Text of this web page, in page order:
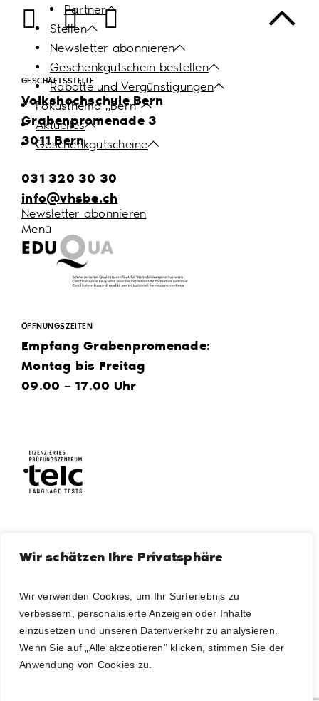
Wir schätzen Ihre Privatsphäre
Wir verwenden Cookies, um Ihr Surferlebnis zu
verbessern, personalisierte Anzeigen oder Inhalte
einzusetzen und unseren Datenverkehr zu analysieren.
Wenn Sie auf „Alle akzeptieren" klicken, stimmen Sie der
Anwendung von Cookies zu.
Partner
Stellen
Newsletter abonnieren
Geschenkgutschein bestellen
Rabatte und Vergünstigungen
Fokusthema „Bern“
Aktuelles
Geschenkgutscheine
Newsletter abonnieren
Menü
GESCHÄFTSSTELLE
Volkshochschule Bern
Grabenpromenade 3
3011 Bern
031 320 30 30
info@vhsbe.ch
ÖFFNUNGSZEITEN
Empfang Grabenpromenade:
Montag bis Freitag
09.00 – 17.00 Uhr
Kursleitende
Newsletter abonnieren
Facebook
Instagram